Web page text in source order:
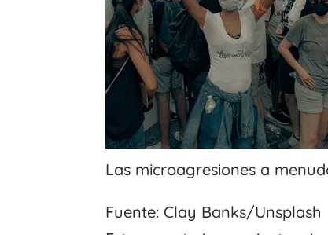
Las microagresiones a
Fuente: Clay Banks/Unsplash